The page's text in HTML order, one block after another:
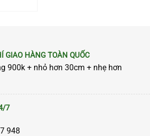
GIAO HÀNG TOÀN QUỐC
900k + nhỏ hơn 30cm + nhẹ hơn
7
948